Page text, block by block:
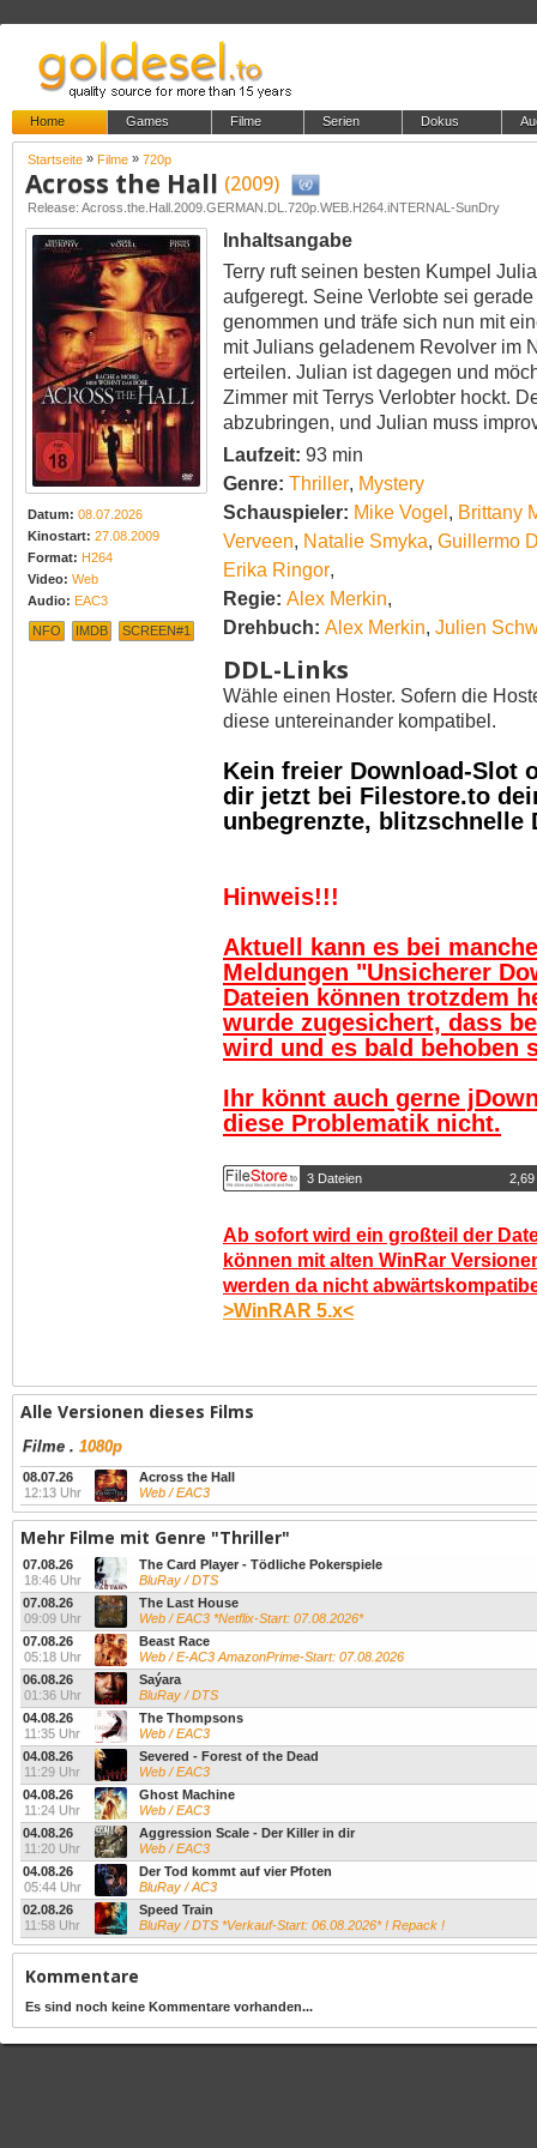
Home Games Filme Serien Dokus
Startseite » Filme » 720p
Across the Hall (2009)
Release: Across.the.Hall.2009.GERMAN.DL.720p.WEB.H264.iNTERNAL-SunDry
Datum: 08.07.2026
Kinostart: 27.08.2009
Format: H264
Video: Web
Audio: EAC3
NFO IMDB SCREEN#1
Inhaltsangabe
Terry ruft seinen besten Kumpel
aufgeregt. Seine Verlobte sei
genommen und träfe sich nun mit
mit Julians geladenem Revolver im
erteilen. Julian ist dagegen und
Zimmer mit Terrys Verlobter hockt.
abzubringen, und Julian muss
Laufzeit: 93 min
Genre: Thriller, Mystery
Schauspieler: Mike Vogel , Brittany
Verveen, Natalie Smyka, Guillermo
Erika Ringor,
Regie: Alex Merkin,
Drehbuch: Alex Merkin, Julien
DDL-Links
Wähle einen Hoster. Sofern die
diese untereinander kompatibel.
Kein freier Download-Slot
dir jetzt bei Filestore.to
unbegrenzte, blitzschnelle
Hinweis!!!
Aktuell kann es bei
Meldungen "Unsicherer
Dateien können trotzdem
wurde zugesichert, dass
wird und es bald behoben
Ihr könnt auch gerne
diese Problematik nicht.
3 Dateien
Ab sofort wird ein großteil der
können mit alten WinRar
werden da nicht
>WinRAR 5.x<
Alle Versionen dieses Films
Filme . 1080p
08.07.26
12:13 Uhr
Across the Hall
Web / EAC3
Mehr Filme mit Genre "Thriller"
07.08.26
18:46 Uhr
The Card Player - Tödliche Pokerspiele
BluRay / DTS
07.08.26
09:09 Uhr
The Last House
Web / EAC3 *Netflix-Start: 07.08.2026*
07.08.26
05:18 Uhr
Beast Race
Web / E-AC3 AmazonPrime-Start: 07.08.2026
06.08.26
01:36 Uhr
Saýara
BluRay / DTS
04.08.26
11:35 Uhr
The Thompsons
Web / EAC3
04.08.26
11:29 Uhr
Severed - Forest of the Dead
Web / EAC3
04.08.26
11:24 Uhr
Ghost Machine
Web / EAC3
04.08.26
11:20 Uhr
Aggression Scale - Der Killer in dir
Web / EAC3
04.08.26
05:44 Uhr
Der Tod kommt auf vier Pfoten
BluRay / AC3
02.08.26
11:58 Uhr
Speed Train
BluRay / DTS *Verkauf-Start: 06.08.2026* ! Repack !
Kommentare
Es sind noch keine Kommentare vorhanden...